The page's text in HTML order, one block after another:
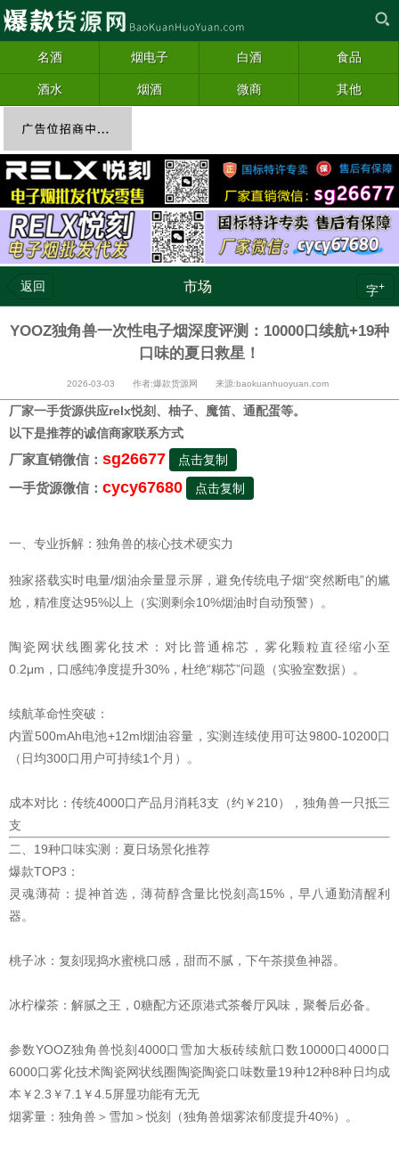
名酒 烟电子 白酒 食品
酒水 烟酒 微商 其他
返回 市场 字+
YOOZ独角兽一次性电子烟深度评测：10000口续航+19种
口味的夏日救星！
2026-03-03 作者:爆款货源网 来源:baokuanhuoyuan.com
厂家一手货源供应relx悦刻、柚子、魔笛、通配蛋等。
以下是推荐的诚信商家联系方式
厂家直销微信： sg26677 点击复制
一手货源微信： cycy67680 点击复制
一、专业拆解：独角兽的核心技术硬实力
独家搭载实时电量/烟油余量显示屏，避免传统电子烟“突然断电”的尴
尬，精准度达95%以上（实测剩余10%烟油时自动预警）。
陶瓷网状线圈雾化技术：对比普通棉芯，雾化颗粒直径缩小至
0.2μm，口感纯净度提升30%，杜绝“糊芯”问题（实验室数据）。
续航革命性突破：
内置500mAh电池+12ml烟油容量，实测连续使用可达9800-10200口
（日均300口用户可持续1个月）。
成本对比：传统4000口产品月消耗3支（约￥210），独角兽一只抵三
支
二、19种口味实测：夏日场景化推荐
爆款TOP3：
灵魂薄荷：提神首选，薄荷醇含量比悦刻高15%，早八通勤清醒利
器。
桃子冰：复刻现捣水蜜桃口感，甜而不腻，下午茶摸鱼神器。
冰柠檬茶：解腻之王，0糖配方还原港式茶餐厅风味，聚餐后必备。
参数YOOZ独角兽悦刻4000口雪加大板砖续航口数10000口4000口
6000口雾化技术陶瓷网状线圈陶瓷陶瓷口味数量19种12种8种日均成
本￥2.3￥7.1￥4.5屏显功能有无无
烟雾量：独角兽＞雪加＞悦刻（独角兽烟雾浓郁度提升40%）。